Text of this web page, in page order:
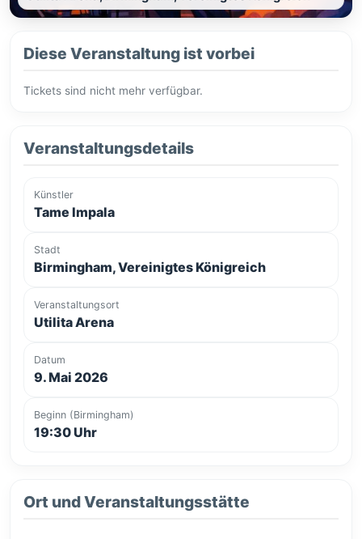
Diese Veranstaltung ist vorbei
Tickets sind nicht mehr verfügbar.
Veranstaltungsdetails
Künstler
Tame Impala
Stadt
Birmingham, Vereinigtes Königreich
Veranstaltungsort
Utilita Arena
Datum
9. Mai 2026
Beginn (Birmingham)
19:30 Uhr
Ort und Veranstaltungsstätte